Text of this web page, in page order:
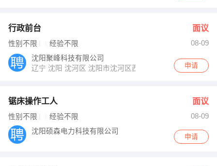
行政前台 面议
性别不限 经验不限
08-09
沈阳聚峰科技有限公司
辽宁 沈阳 沈河区 沈阳市沈河区西顺城街文峰大厦402室
申请
锯床操作工人 面议
性别不限 经验不限
08-09
沈阳硕森电力科技有限公司
申请